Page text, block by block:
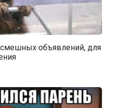
объявлений, для